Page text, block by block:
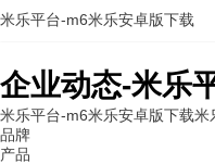
企业动态-米乐
米乐平台-m6米乐安卓版下载米
品牌
产品
米乐平台-m6米乐安卓版下载